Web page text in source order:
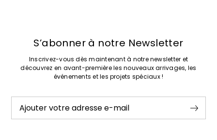
S’abonner à notre Newsletter
Inscrivez-vous dès maintenant à notre newsletter et
découvrez en avant-première les nouveaux arrivages, les
événements et les projets spéciaux !
Ajouter votre adresse e-mail